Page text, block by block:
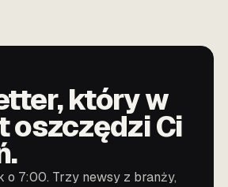
który w
oszczędzi Ci
o 7:00. Trzy newsy z branży,